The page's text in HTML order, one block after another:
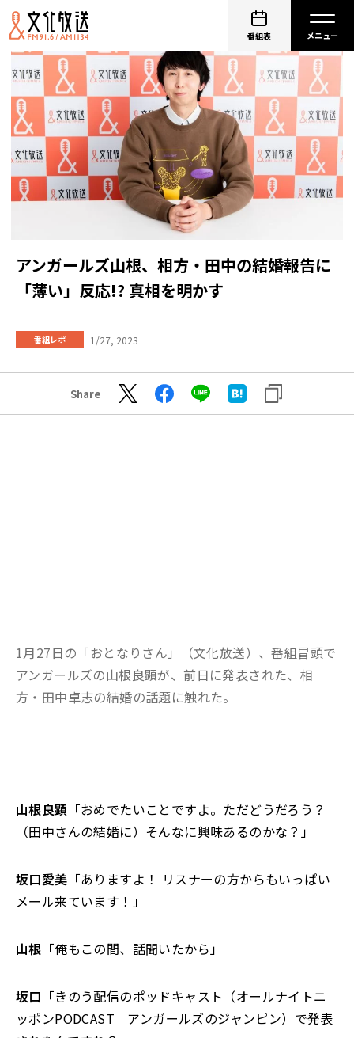
番組表
アンガールズ山根、相方・田中の結婚報告に
「薄い」反応!? 真相を明かす
番組レポ 1/27, 2023
Share
1月27日の「おとなりさん」（文化放送）、番組冒頭で
アンガールズの山根良顕が、前日に発表された、相
方・田中卓志の結婚の話題に触れた。
山根良顕 「おめでたいことですよ。ただどうだろう？
（田中さんの結婚に）そんなに興味あるのかな？」
坂口愛美 「ありますよ！ リスナーの方からもいっぱい
メール来ています！」
山根 「俺もこの間、話聞いたから」
坂口 「きのう配信のポッドキャスト（オールナイトニ
ッポンPODCAST アンガールズのジャンピン）で発表